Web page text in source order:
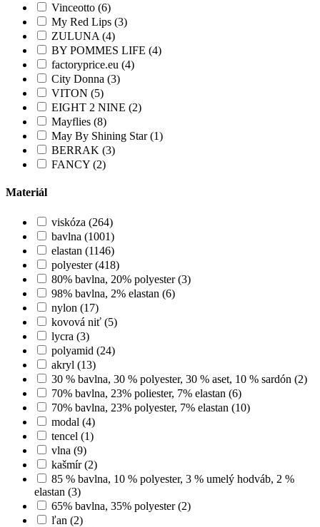
Vinceotto (6)
My Red Lips (3)
ZULUNA (4)
BY POMMES LIFE (4)
factoryprice.eu (4)
City Donna (3)
VITON (5)
EIGHT 2 NINE (2)
Mayflies (8)
May By Shining Star (1)
BERRAK (3)
FANCY (2)
Materiál
viskóza (264)
bavlna (1001)
elastan (1146)
polyester (418)
80% bavlna, 20% polyester (3)
98% bavlna, 2% elastan (6)
nylon (17)
kovová niť (5)
lycra (3)
polyamid (24)
akryl (13)
30 % bavlna, 30 % polyester, 30 % aset, 10 % sardón (2)
70% bavlna, 23% poliester, 7% elastan (6)
70% bavlna, 23% polyester, 7% elastan (10)
modal (4)
tencel (1)
vlna (9)
kašmír (2)
85 % bavlna, 10 % polyester, 3 % umelý hodváb, 2 %
elastan (3)
65% bavlna, 35% polyester (2)
ľan (2)